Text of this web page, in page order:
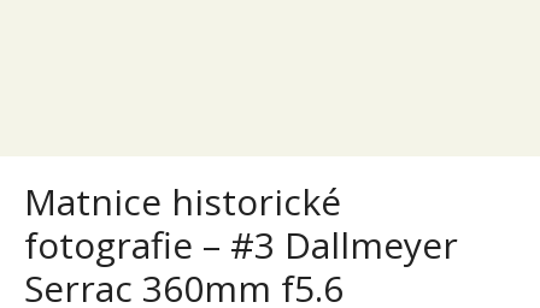
Matnice historické
fotografie – #3 Dallmeyer
Serrac 360mm f5.6